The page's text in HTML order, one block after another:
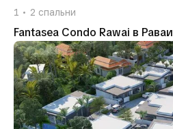
1 2 спальни
Fantasea Condo Rawai в Раваи